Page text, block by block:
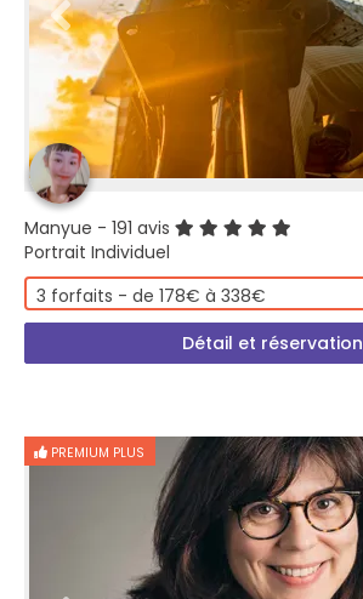
Manyue - 191 avis
Portrait Individuel
3 forfaits - de 178€ à 338€
Détail et réservation
PREMIUM PLUS